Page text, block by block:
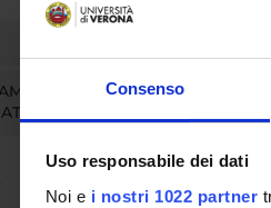
Consenso
Uso responsabile dei dati
Noi e i nostri 1022 partner
AND
TRAINING
Main